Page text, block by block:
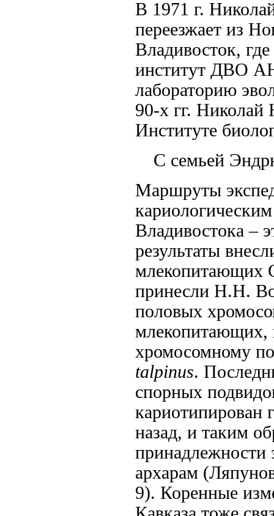
В 1971 г.
переезжает из
Владивосток,
институт ДВО
лабораторию
90-х гг. Николай
Институте
С семьей
Маршруты
Владивостока –
результаты
млекопитающих
принесли Н.Н.
половых
млекопитающих,
хромосомному
talpinus.
спорных
кариотипирован
назад, и таким
принадлежности
архарам
9). Коренные